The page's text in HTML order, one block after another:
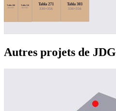
Tabla 308
161×357
Tabla 316
161×357
Tabla 271
330×356
Tabla 303
330×356
Autres projets de JDG